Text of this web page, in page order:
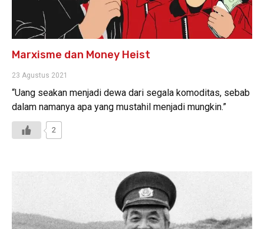
Marxisme dan Money Heist
23 Agustus 2021
“Uang seakan menjadi dewa dari segala komoditas, sebab
dalam namanya apa yang mustahil menjadi mungkin.”
2